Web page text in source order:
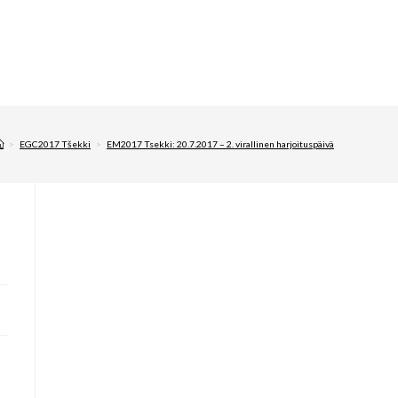
> EGC2017 Tšekki > EM2017 Tsekki: 20.7.2017 – 2. virallinen harjoituspäivä